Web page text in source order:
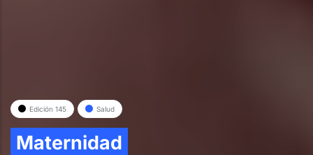
Edición 145 Salud
Maternidad